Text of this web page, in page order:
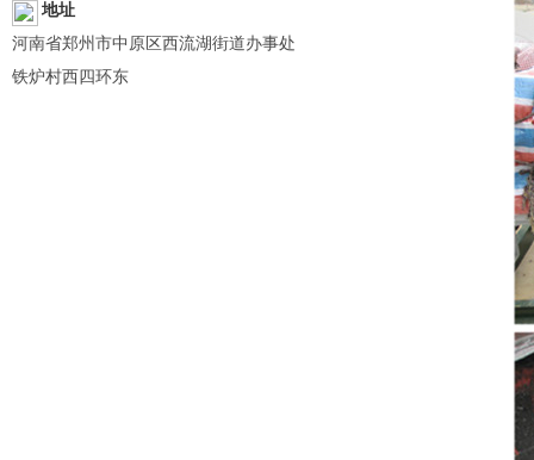
地址
河南省郑州市中原区西流湖街道办事处
铁炉村西四环东